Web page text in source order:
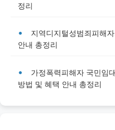
정리
지역디지털성범죄피해
안내 총정리
가정폭력피해자 국민임
방법 및 혜택 안내 총정리